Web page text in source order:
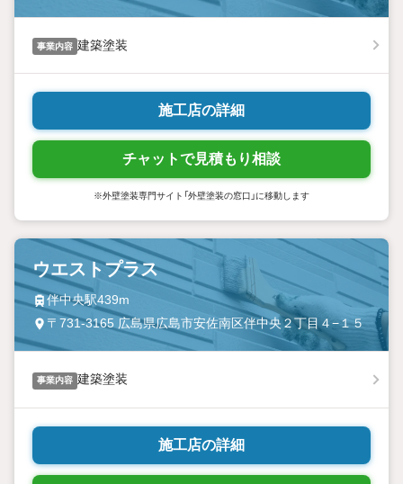
事業内容 建築塗装
施工店の詳細
チャットで見積もり相談
※外壁塗装専門サイト「外壁塗装の窓口」に移動します
ウエストプラス
伴中央駅439m
〒731-3165 広島県広島市安佐南区伴中央２丁目４−１５
事業内容 建築塗装
施工店の詳細